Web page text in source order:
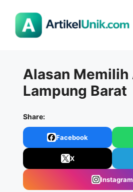
Alasan Memilih
Lampung Barat
Share:
Facebook
X
Instagram